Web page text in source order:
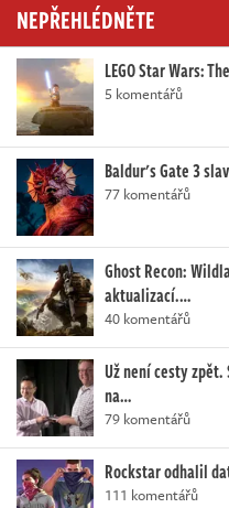
NEPŘEHLÉDNĚTE
LEGO Star Wars:
5 komentářů
Baldur's Gate 3
77 komentářů
Ghost Recon:
aktualizací.…
40 komentářů
Už není cesty
na…
79 komentářů
Rockstar odhalil
111 komentářů